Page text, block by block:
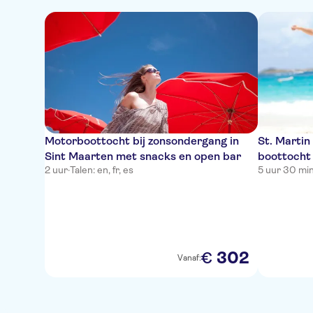
Motorboottocht bij zonsondergang in
Sint Maarten met snacks en open bar
2 uur·Talen: en, fr, es
Vanaf:€ 302
St. Martin
boottocht
5 uur 30